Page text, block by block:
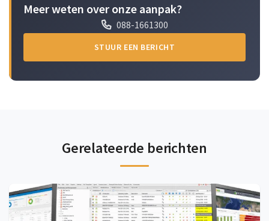
Meer weten over onze aanpak?
088-1661300
STUUR EEN BERICHT
Gerelateerde berichten